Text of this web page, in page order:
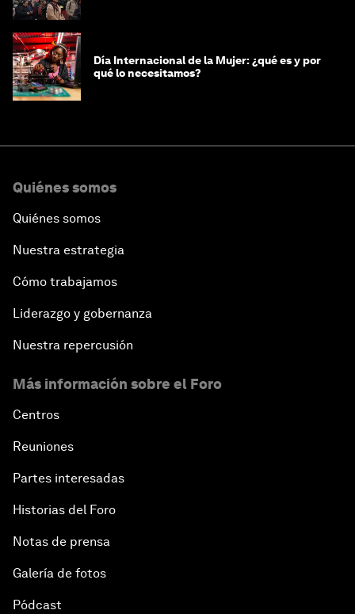
Día Internacional de la Mujer: ¿qué es y por
qué lo necesitamos?
Quiénes somos
Quiénes somos
Nuestra estrategia
Cómo trabajamos
Liderazgo y gobernanza
Nuestra repercusión
Más información sobre el Foro
Centros
Reuniones
Partes interesadas
Historias del Foro
Notas de prensa
Galería de fotos
Pódcast